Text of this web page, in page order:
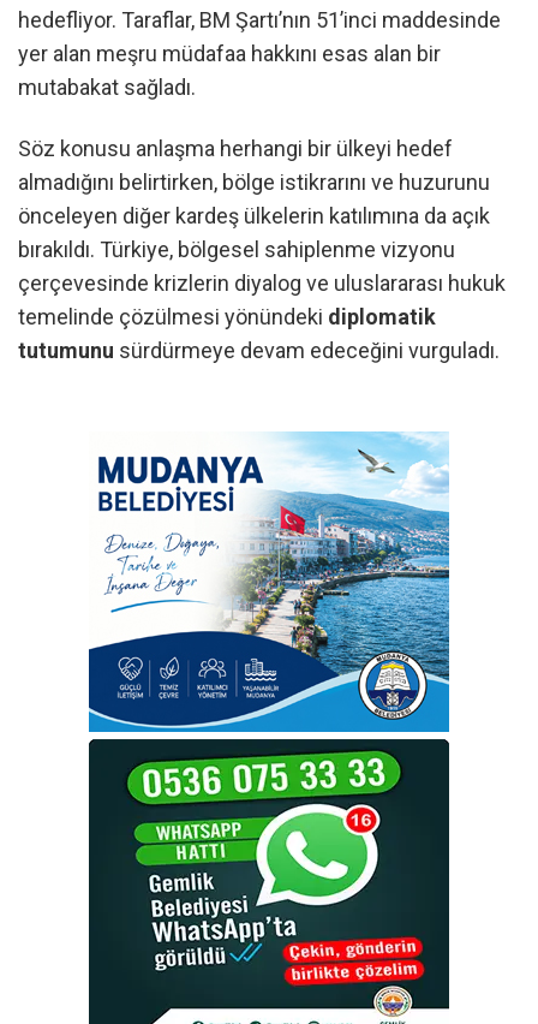
hedefliyor. Taraflar, BM Şartı’nın 51’inci maddesinde
yer alan meşru müdafaa hakkını esas alan bir
mutabakat sağladı.
Söz konusu anlaşma herhangi bir ülkeyi hedef
almadığını belirtirken, bölge istikrarını ve huzurunu
önceleyen diğer kardeş ülkelerin katılımına da açık
bırakıldı. Türkiye, bölgesel sahiplenme vizyonu
çerçevesinde krizlerin diyalog ve uluslararası hukuk
temelinde çözülmesi yönündeki diplomatik
tutumunu sürdürmeye devam edeceğini vurguladı.